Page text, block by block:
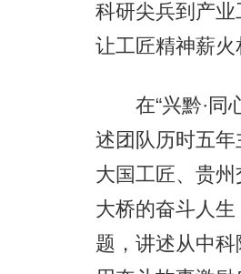
科研尖兵到产业
让工匠精神薪火
在“兴黔·同心
述团队历时五年
大国工匠、贵
大桥的奋斗人生
题，讲述从中